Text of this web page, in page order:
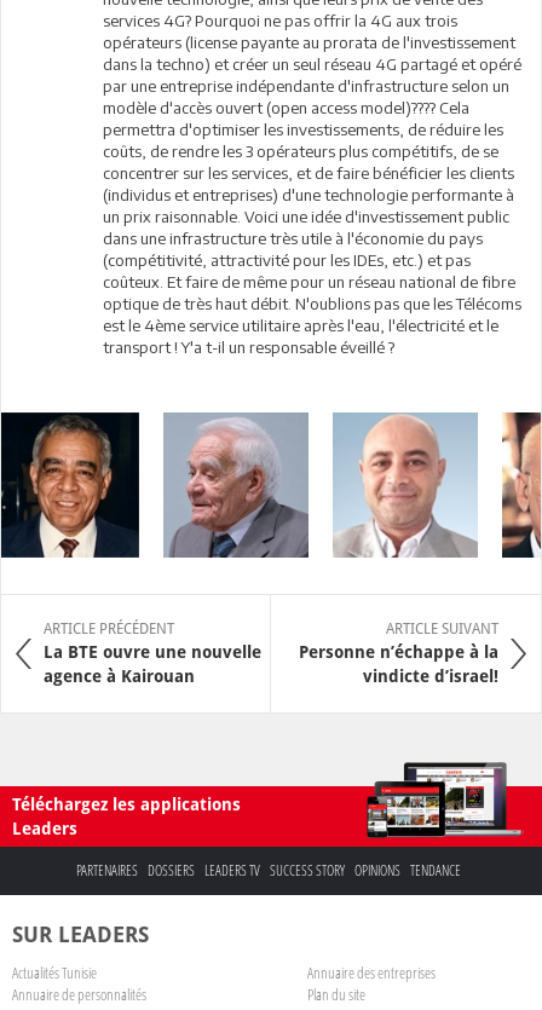
services 4G? Pourquoi ne pas offrir la 4G aux trois
opérateurs (license payante au prorata de l'investissement
dans la techno) et créer un seul réseau 4G partagé et opéré
par une entreprise indépendante d'infrastructure selon un
modèle d'accès ouvert (open access model)???? Cela
permettra d'optimiser les investissements, de réduire les
coûts, de rendre les 3 opérateurs plus compétitifs, de se
concentrer sur les services, et de faire bénéficier les clients
(individus et entreprises) d'une technologie performante à
un prix raisonnable. Voici une idée d'investissement public
dans une infrastructure très utile à l'économie du pays
(compétitivité, attractivité pour les IDEs, etc.) et pas
coûteux. Et faire de même pour un réseau national de fibre
optique de très haut débit. N'oublions pas que les Télécoms
est le 4ème service utilitaire après l'eau, l'électricité et le
transport ! Y'a t-il un responsable éveillé ?
ARTICLE PRÉCÉDENT
La BTE ouvre une nouvelle
agence à Kairouan
ARTICLE SUIVANT
Personne n’échappe à la
vindicte d’israel!
Téléchargez les applications
Leaders
PARTENAIRES DOSSIERS LEADERS TV SUCCESS STORY OPINIONS TENDANCE
SUR LEADERS
Actualités Tunisie
Annuaire des entreprises
Annuaire de personnalités
Plan du site